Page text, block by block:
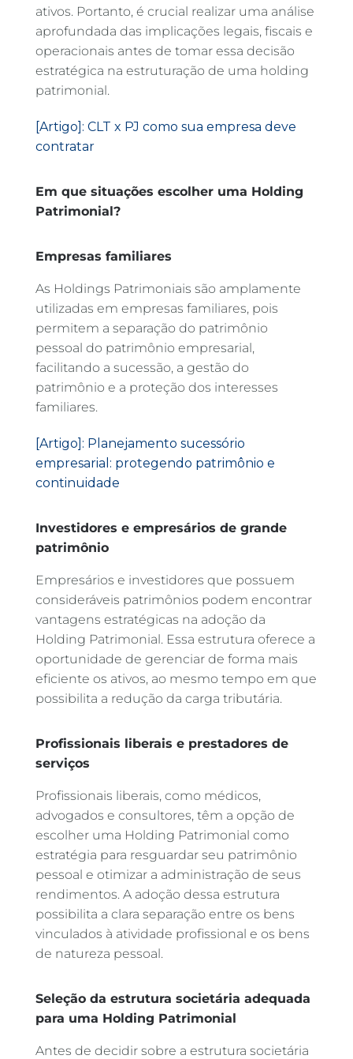
ativos. Portanto, é crucial realizar uma análise
aprofundada das implicações legais, fiscais e
operacionais antes de tomar essa decisão
estratégica na estruturação de uma holding
patrimonial.
[Artigo]: CLT x PJ como sua empresa deve
contratar
Em que situações escolher uma Holding
Patrimonial?
Empresas familiares
As Holdings Patrimoniais são amplamente
utilizadas em empresas familiares, pois
permitem a separação do patrimônio
pessoal do patrimônio empresarial,
facilitando a sucessão, a gestão do
patrimônio e a proteção dos interesses
familiares.
[Artigo]: Planejamento sucessório
empresarial: protegendo patrimônio e
continuidade
Investidores e empresários de grande
patrimônio
Empresários e investidores que possuem
consideráveis patrimônios podem encontrar
vantagens estratégicas na adoção da
Holding Patrimonial. Essa estrutura oferece a
oportunidade de gerenciar de forma mais
eficiente os ativos, ao mesmo tempo em que
possibilita a redução da carga tributária.
Profissionais liberais e prestadores de
serviços
Profissionais liberais, como médicos,
advogados e consultores, têm a opção de
escolher uma Holding Patrimonial como
estratégia para resguardar seu patrimônio
pessoal e otimizar a administração de seus
rendimentos. A adoção dessa estrutura
possibilita a clara separação entre os bens
vinculados à atividade profissional e os bens
de natureza pessoal.
Seleção da estrutura societária adequada
para uma Holding Patrimonial
Antes de decidir sobre a estrutura societária